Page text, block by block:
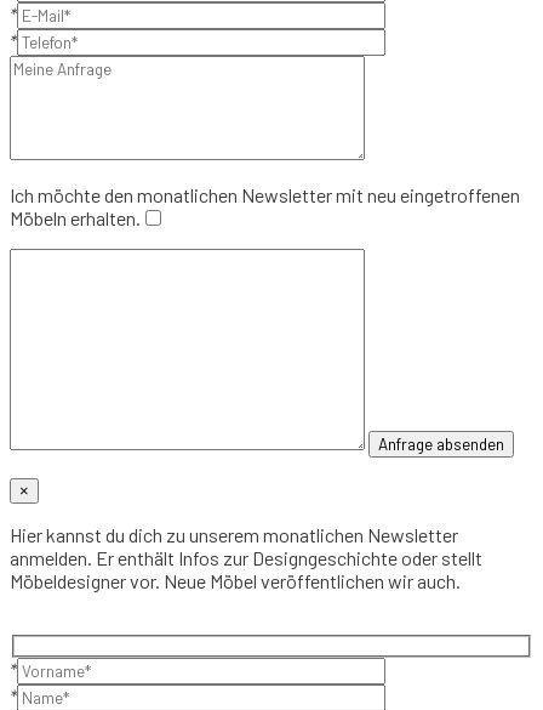
*
*
Ich möchte den monatlichen Newsletter mit neu eingetroffenen
Möbeln erhalten.
×
Hier kannst du dich zu unserem monatlichen Newsletter
anmelden. Er enthält Infos zur Designgeschichte oder stellt
Möbeldesigner vor. Neue Möbel veröffentlichen wir auch.
*
*